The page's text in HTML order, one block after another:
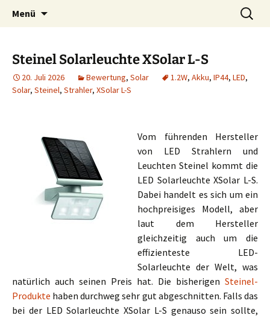
Menü
Suchen
nach:
Steinel Solarleuchte XSolar L-S
20. Juli 2026 Bewertung, Solar 1.2W, Akku, IP44, LED,
Solar, Steinel, Strahler, XSolar L-S
Vom führenden Hersteller
von LED Strahlern und
Leuchten Steinel kommt die
LED Solarleuchte XSolar L-S.
Dabei handelt es sich um ein
hochpreisiges Modell, aber
laut dem Hersteller
gleichzeitig auch um die
effizienteste LED-
Solarleuchte der Welt, was
natürlich auch seinen Preis hat. Die bisherigen Steinel-
Produkte haben durchweg sehr gut abgeschnitten. Falls das
bei der LED Solarleuchte XSolar L-S genauso sein sollte,